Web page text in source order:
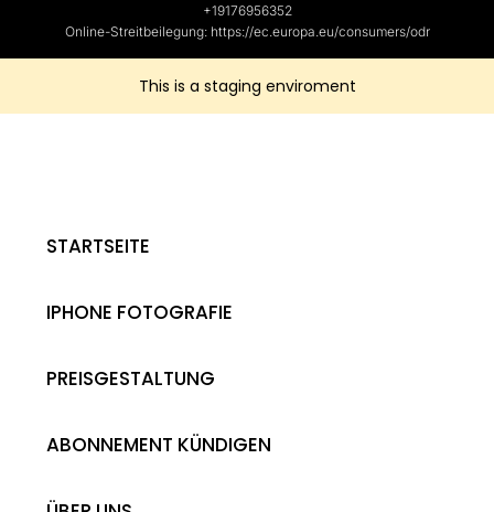
+19176956352
Online-Streitbeilegung: https://ec.europa.eu/consumers/odr
This is a staging enviroment
STARTSEITE
IPHONE FOTOGRAFIE
PREISGESTALTUNG
ABONNEMENT KÜNDIGEN